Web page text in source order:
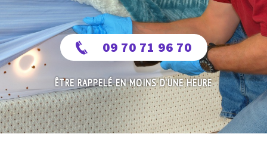
09 70 71 96 70
ÊTRE RAPPELÉ EN MOINS D'UNE HEURE